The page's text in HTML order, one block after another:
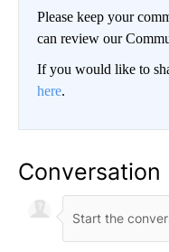
Please keep your
can review our
If you would like to
here.
Conversation